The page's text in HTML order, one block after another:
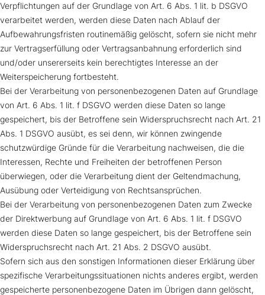
Verpflichtungen auf der Grundlage von Art. 6 Abs. 1 lit. b DSGVO
verarbeitet werden, werden diese Daten nach Ablauf der
Aufbewahrungsfristen routinemäßig gelöscht, sofern sie nicht mehr
zur Vertragserfüllung oder Vertragsanbahnung erforderlich sind
und/oder unsererseits kein berechtigtes Interesse an der
Weiterspeicherung fortbesteht.
Bei der Verarbeitung von personenbezogenen Daten auf Grundlage
von Art. 6 Abs. 1 lit. f DSGVO werden diese Daten so lange
gespeichert, bis der Betroffene sein Widerspruchsrecht nach Art. 21
Abs. 1 DSGVO ausübt, es sei denn, wir können zwingende
schutzwürdige Gründe für die Verarbeitung nachweisen, die die
Interessen, Rechte und Freiheiten der betroffenen Person
überwiegen, oder die Verarbeitung dient der Geltendmachung,
Ausübung oder Verteidigung von Rechtsansprüchen.
Bei der Verarbeitung von personenbezogenen Daten zum Zwecke
der Direktwerbung auf Grundlage von Art. 6 Abs. 1 lit. f DSGVO
werden diese Daten so lange gespeichert, bis der Betroffene sein
Widerspruchsrecht nach Art. 21 Abs. 2 DSGVO ausübt.
Sofern sich aus den sonstigen Informationen dieser Erklärung über
spezifische Verarbeitungssituationen nichts anderes ergibt, werden
gespeicherte personenbezogene Daten im Übrigen dann gelöscht,